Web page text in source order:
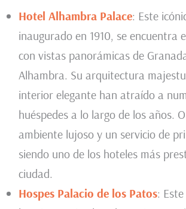
Hotel Alhambra Palace: Este
inaugurado en 1910, se encuentra
con vistas panorámicas de
Alhambra. Su arquitectura
interior elegante han atraído a
huéspedes a lo largo de los años.
ambiente lujoso y un servicio de
siendo uno de los hoteles más
ciudad.
Hospes Palacio de los Patos: